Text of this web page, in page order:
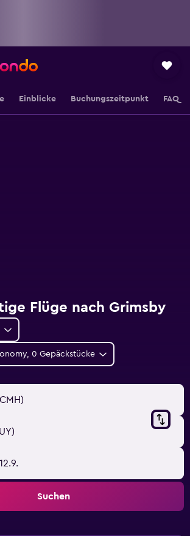
Einblicke Buchungszeitpunkt FAQ
Flüge nach Grimsby
0 Gepäckstücke
Suchen